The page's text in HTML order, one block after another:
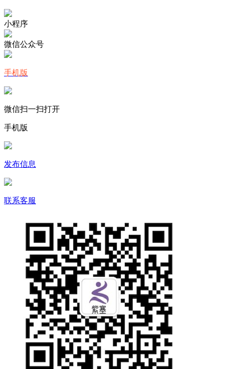
小程序
微信公众号
手机版
微信扫一扫打开
手机版
发布信息
联系客服